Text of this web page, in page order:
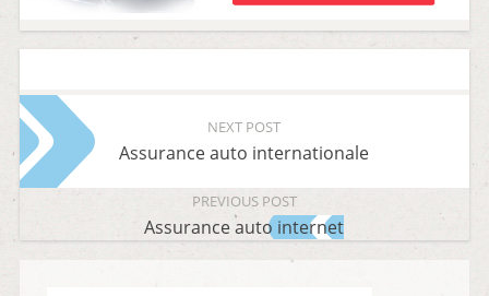
NEXT POST
Assurance auto internationale
PREVIOUS POST
Assurance auto internet